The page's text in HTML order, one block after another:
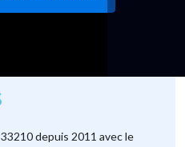
33210 depuis 2011 avec le